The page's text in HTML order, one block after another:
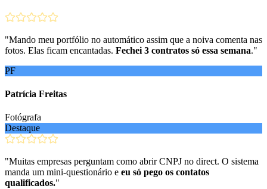
"Mando meu portfólio no automático assim que a noiva comenta nas
fotos. Elas ficam encantadas. Fechei 3 contratos só essa semana."
PF
Patrícia Freitas
Fotógrafa
Destaque
"Muitas empresas perguntam como abrir CNPJ no direct. O sistema
manda um mini-questionário e eu só pego os contatos
qualificados."